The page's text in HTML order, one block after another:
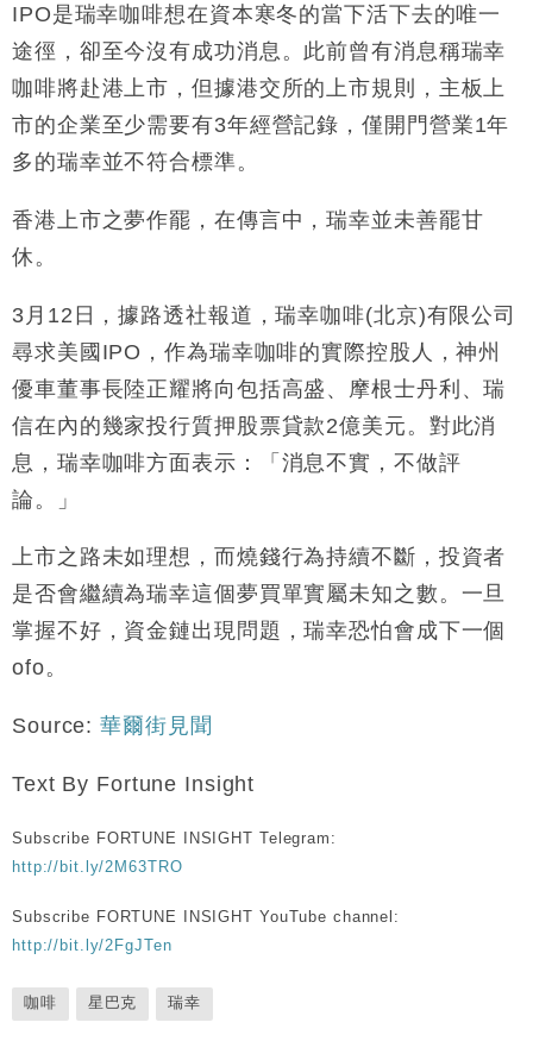
IPO是瑞幸咖啡想在資本寒冬的當下活下去的唯一
途徑，卻至今沒有成功消息。此前曾有消息稱瑞幸
咖啡將赴港上市，但據港交所的上市規則，主板上
市的企業至少需要有3年經營記錄，僅開門營業1年
多的瑞幸並不符合標準。
香港上市之夢作罷，在傳言中，瑞幸並未善罷甘
休。
3 月 12 日，據路透社報道，瑞幸咖啡(北京)有限公司
尋求美國 IPO ，作為瑞幸咖啡的實際控股人，神州
優車董事長陸正耀將向包括高盛、摩根士丹利、瑞
信在內的幾家投行質押股票貸款2億美元。對此消
息，瑞幸咖啡方面表示：「消息不實，不做評
論。」
上市之路未如理想，而燒錢行為持續不斷，投資者
是否會繼續為瑞幸這個夢買單實屬未知之數。一旦
掌握不好，資金鏈出現問題，瑞幸恐怕會成下一個
ofo。
Source:華爾街見聞
Text By Fortune Insight
Subscribe FORTUNE INSIGHT Telegram:
http://bit.ly/2M63TRO
Subscribe FORTUNE INSIGHT YouTube channel:
http://bit.ly/2FgJTen
咖啡 星巴克 瑞幸